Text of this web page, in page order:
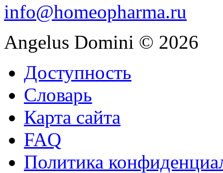
info@homeopharma.ru
Angelus Domini © 2026
Доступность
Словарь
Карта сайта
FAQ
Политика